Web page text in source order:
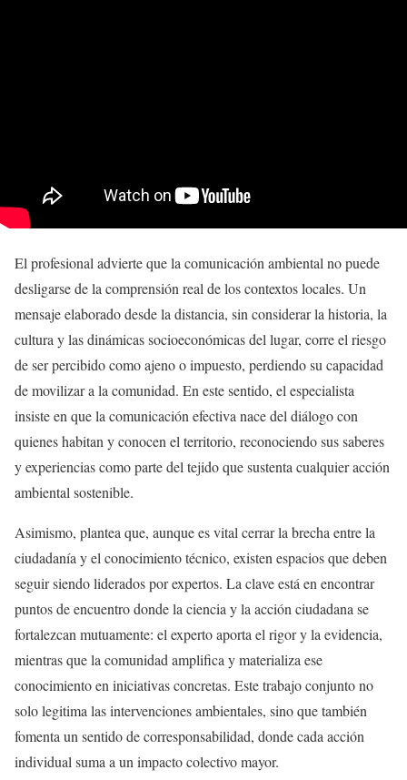
El profesional advierte que la comunicación ambiental no puede
desligarse de la comprensión real de los contextos locales. Un
mensaje elaborado desde la distancia, sin considerar la historia, la
cultura y las dinámicas socioeconómicas del lugar, corre el riesgo
de ser percibido como ajeno o impuesto, perdiendo su capacidad
de movilizar a la comunidad. En este sentido, el especialista
insiste en que la comunicación efectiva nace del diálogo con
quienes habitan y conocen el territorio, reconociendo sus saberes
y experiencias como parte del tejido que sustenta cualquier acción
ambiental sostenible.
Asimismo, plantea que, aunque es vital cerrar la brecha entre la
ciudadanía y el conocimiento técnico, existen espacios que deben
seguir siendo liderados por expertos. La clave está en encontrar
puntos de encuentro donde la ciencia y la acción ciudadana se
fortalezcan mutuamente: el experto aporta el rigor y la evidencia,
mientras que la comunidad amplifica y materializa ese
conocimiento en iniciativas concretas. Este trabajo conjunto no
solo legitima las intervenciones ambientales, sino que también
fomenta un sentido de corresponsabilidad, donde cada acción
individual suma a un impacto colectivo mayor.